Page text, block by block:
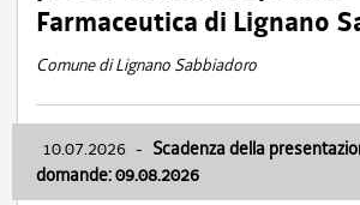
Farmaceutica di Lignano
Comune di Lignano Sabbiadoro
10.07.2026 - Scadenza della
domande: 09.08.2026